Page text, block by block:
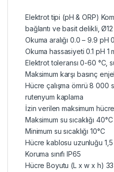
Elektrot tipi (pH & ORP)
bağlantı ve basit delikli,
Okuma aralığı 0.0 – 9.9 pH
Okuma hassasiyeti 0.1 pH 1
Elektrot toleransı 0-60 °C,
Maksimum karşı basınç
Hücre çalışma ömrü 8 000
rutenyum kaplama
İzin verilen maksimum
Maksimum su sıcaklığı 40°C
Minimum su sıcaklığı 10°C
Hücre kablosu uzunluğu 1,5
Koruma sınıfı IP65
Hücre Boyutu (L x w x h) 33